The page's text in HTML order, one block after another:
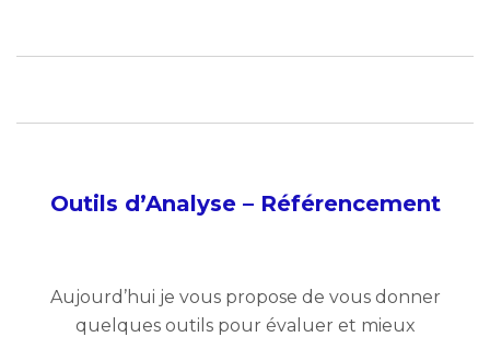
Outils d’Analyse – Référencement
Aujourd’hui je vous propose de vous donner
quelques outils pour évaluer et mieux